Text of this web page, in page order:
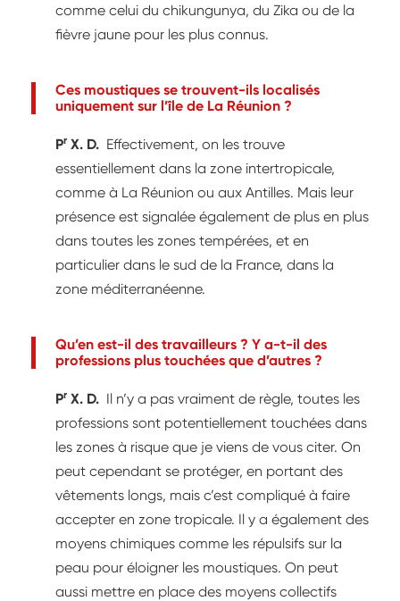
comme celui du chikungunya, du Zika ou de la
fièvre jaune pour les plus connus.
Ces moustiques se trouvent-ils localisés
uniquement sur l’île de La Réunion ?
Pr X. D. Effectivement, on les trouve
essentiellement dans la zone intertropicale,
comme à La Réunion ou aux Antilles. Mais leur
présence est signalée également de plus en plus
dans toutes les zones tempérées, et en
particulier dans le sud de la France, dans la
zone méditerranéenne.
Qu’en est-il des travailleurs ? Y a-t-il des
professions plus touchées que d’autres ?
Pr X. D. Il n’y a pas vraiment de règle, toutes les
professions sont potentiellement touchées dans
les zones à risque que je viens de vous citer. On
peut cependant se protéger, en portant des
vêtements longs, mais c’est compliqué à faire
accepter en zone tropicale. Il y a également des
moyens chimiques comme les répulsifs sur la
peau pour éloigner les moustiques. On peut
aussi mettre en place des moyens collectifs